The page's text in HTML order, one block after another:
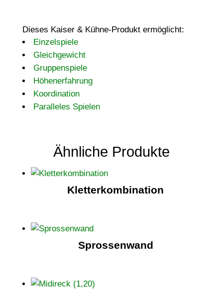
Dieses Kaiser & Kühne-Produkt ermöglicht:
Einzelspiele
Gleichgewicht
Gruppenspiele
Höhenerfahrung
Koordination
Paralleles Spielen
Ähnliche Produkte
Kletterkombination
Sprossenwand